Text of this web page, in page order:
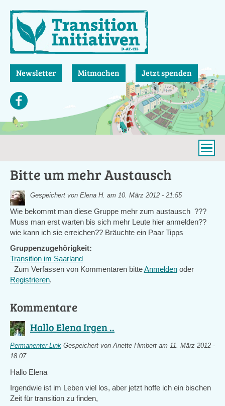
zum
Inhalt
Newsletter Mitmachen Jetzt spenden
Bitte um mehr Austausch
Gespeichert von Elena H. am 10. März 2012 - 21:55
Wie bekommt man diese Gruppe mehr zum austausch ???
Muss man erst warten bis sich mehr Leute hier anmelden??
wie kann ich sie erreichen?? Bräuchte ein Paar Tipps
Gruppenzugehörigkeit:
Transition im Saarland
Zum Verfassen von Kommentaren bitteAnmeldenoder
Registrieren.
Kommentare
Hallo Elena Irgen ..
Permanenter Link Gespeichert vonAnette Himbert am 11. März 2012 -
18:07
Hallo Elena
Irgendwie ist im Leben viel los, aber jetzt hoffe ich ein bischen
Zeit für transition zu finden,